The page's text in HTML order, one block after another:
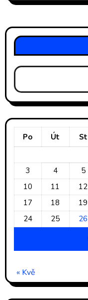
Po Út St
3
4 5
10
11 12
17
18 19
24
25 26
« Kvě